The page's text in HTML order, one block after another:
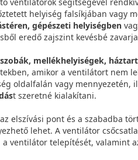
helyiség falsíkjában vagy
gépészeti helyiségben
eredő zajszint kevésbé
mellékhelyiségek,
amikor a ventilátort nem
oldalfalán vagy mennyezetén,
t szeretné kialakítani.
elszívási pont és a szabadba
lehet. A ventilátor
ventilátor telepítését, valamint